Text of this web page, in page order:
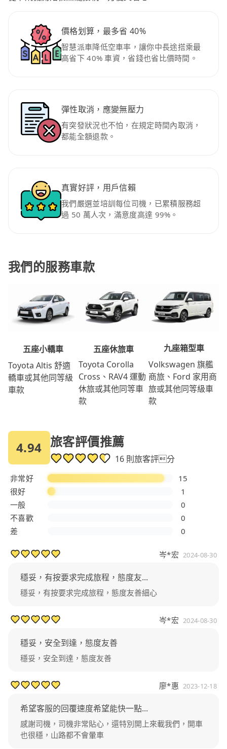
價格划算，最多省 40%
智慧派車降低空車率，讓你中長途搭乘最
高省下 40% 車資，省錢也省比價時間。
彈性取消，應變無壓力
有突發狀況也不怕，在規定時間內取消，
都能全額退款。
真實好評，用戶信賴
我們嚴選並培訓每位司機，已累積服務超
過 50 萬人次，滿意度高達 99%。
我們的服務車款
五座小轎車
Toyota Altis 舒適
轎車或其他同等級
車款
五座休旅車
Toyota Corolla
Cross、RAV4 運動
休旅或其他同等車
款
九座箱型車
Volkswagen 旗艦
商旅、Ford 家用商
旅或其他同等級車
款
4.94 旅客評價推薦
16 則旅客評分
非常好
15
很好
1
一般
0
不喜歡
0
差
0
岑*宏 2024-08-30
穩妥，有按要求完成旅程，態度友...
穩妥，有按要求完成旅程，態度友善細心
岑*宏 2024-08-30
穩妥，安全到達，態度友善
穩妥，安全到達，態度友善
廖*惠 2023-12-18
希望客服的回覆速度希望能快一點...
感謝司機，司機非常貼心，還特別開上來載我們，開車
也很穩，山路都不會暈車